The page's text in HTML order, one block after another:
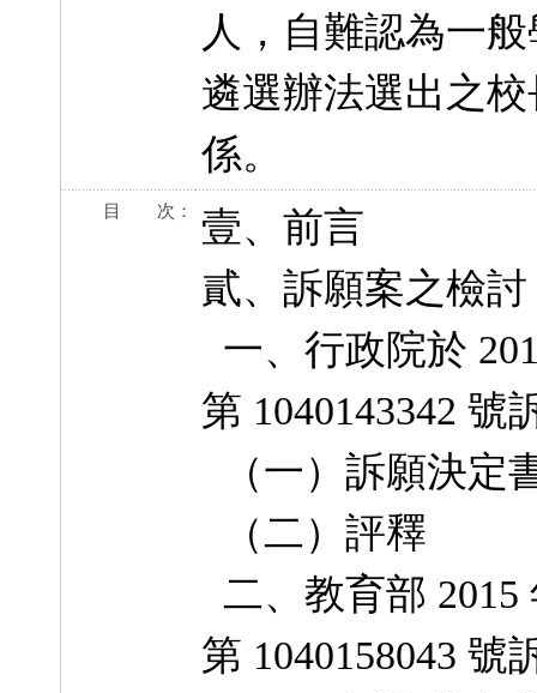
人，自難認為一
遴選辦法選出之
係。
目 次：
壹、前言
貳、訴願案之檢討
一、行政院於
第 1040143342 號
（一）訴願決定
（二）評釋
二、教育部 2015
第 1040158043 號